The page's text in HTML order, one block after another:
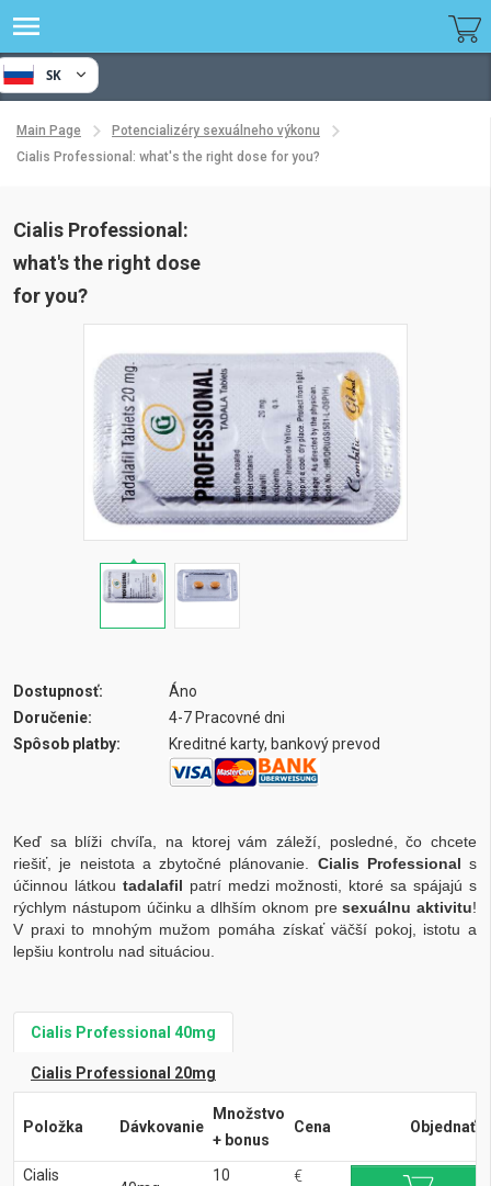
SK
Main Page
Potencializéry sexuálneho výkonu
Cialis Professional: what's the right dose for you?
Cialis Professional:
what's the right dose
for you?
Dostupnosť:
Áno
Doručenie:
4-7 Pracovné dni
Spôsob platby:
Kreditné karty, bankový prevod
Keď sa blíži chvíľa, na ktorej vám záleží, posledné, čo chcete
riešiť, je neistota a zbytočné plánovanie. Cialis Professional s
účinnou látkou tadalafil patrí medzi možnosti, ktoré sa spájajú s
rýchlym nástupom účinku a dlhším oknom presexuálnu aktivitu!
V praxi to mnohým mužom pomáha získať väčší pokoj, istotu a
lepšiu kontrolu nad situáciou.
Cialis Professional 40mg
Cialis Professional 20mg
Položka Dávkovanie
Množstvo
+ bonus
Cena Objednať
Cialis
10
€